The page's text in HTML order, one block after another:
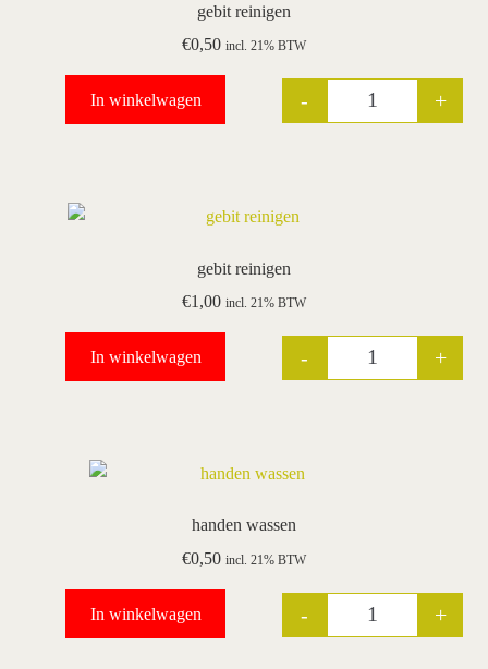
gebit reinigen
€0,50 incl. 21% BTW
Quantity
- +
In winkelwagen
gebit reinigen
€1,00 incl. 21% BTW
Quantity
- +
In winkelwagen
handen wassen
€0,50 incl. 21% BTW
Quantity
- +
In winkelwagen